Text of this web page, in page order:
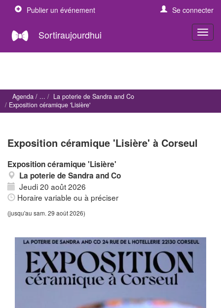
Publier un événement Se connecter
Sortiraujourdhui
Agenda
La poterie de Sandra and Co
Exposition céramique 'Lisière'
Exposition céramique 'Lisière' à Corseul
Exposition céramique 'Lisière'
La poterie de Sandra and Co
Jeudi 20 août 2026
Horaire variable ou à préciser
(jusqu'au sam. 29 août 2026)